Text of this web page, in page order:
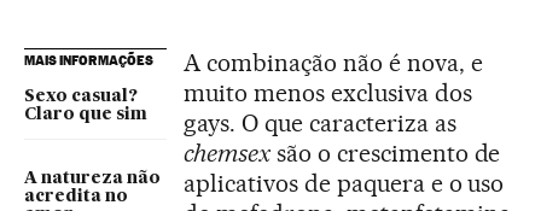
MAIS INFORMAÇÕES
Sexo casual?
Claro que sim
A natureza não
acredita no
A combinação não é nova, e
muito menos exclusiva dos
gays. O que caracteriza as
chemsexsão o crescimento de
aplicativos de paquera e o uso